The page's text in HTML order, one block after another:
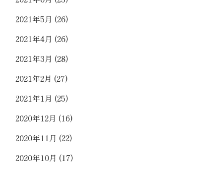
2021年5月 (26)
2021年4月 (26)
2021年3月 (28)
2021年2月 (27)
2021年1月 (25)
2020年12月 (16)
2020年11月 (22)
2020年10月 (17)